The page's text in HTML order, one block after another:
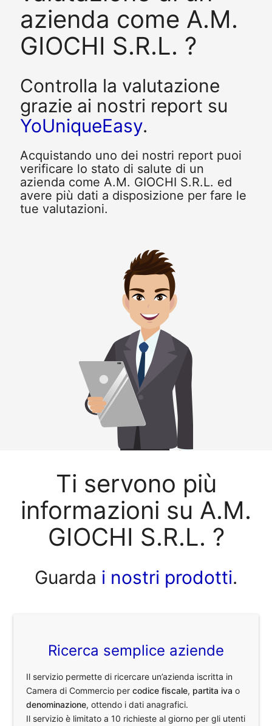
azienda come A.M.
GIOCHI S.R.L. ?
Controlla la valutazione
grazie ai nostri report su
YoUniqueEasy.
Acquistando uno dei nostri report puoi
verificare lo stato di salute di un
azienda come A.M. GIOCHI S.R.L. ed
avere più dati a disposizione per fare le
tue valutazioni.
Ti servono più
informazioni su A.M.
GIOCHI S.R.L. ?
Guarda i nostri prodotti.
Ricerca semplice aziende
Il servizio permette di ricercare un’azienda iscritta in
Camera di Commercio percodice fiscale, partita iva o
denominazione, ottendo i dati anagrafici.
Il servizio è limitato a 10 richieste al giorno per gli utenti